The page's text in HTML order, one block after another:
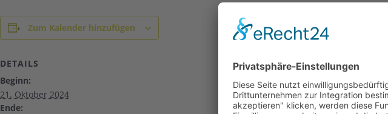
Zum Kalender hinzufügen
DETAILS
Beginn:
21. Oktober 2024
Ende: